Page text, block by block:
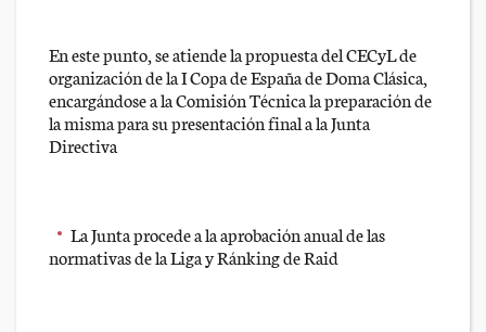
En este punto, se atiende la propuesta del CECyL de
organización de la I Copa de España de Doma Clásica,
encargándose a la Comisión Técnica la preparación de
la misma para su presentación final a la Junta
Directiva
La Junta procede a la aprobación anual de las
normativas de la Liga y Ránking de Raid